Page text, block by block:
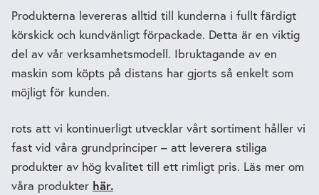
Produkterna levereras alltid till kunderna i fullt färdigt
körskick och kundvänligt förpackade. Detta är en viktig
del av vår verksamhetsmodell. Ibruktagande av en
maskin som köpts på distans har gjorts så enkelt som
möjligt för kunden.
rots att vi kontinuerligt utvecklar vårt sortiment håller vi
fast vid våra grundprinciper – att leverera stiliga
produkter av hög kvalitet till ett rimligt pris. Läs mer om
våra produkter här.